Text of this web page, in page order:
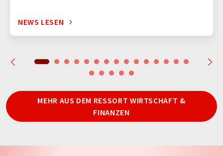
NEWS LESEN
MEHR AUS DEM RESSORT WIRTSCHAFT &
FINANZEN